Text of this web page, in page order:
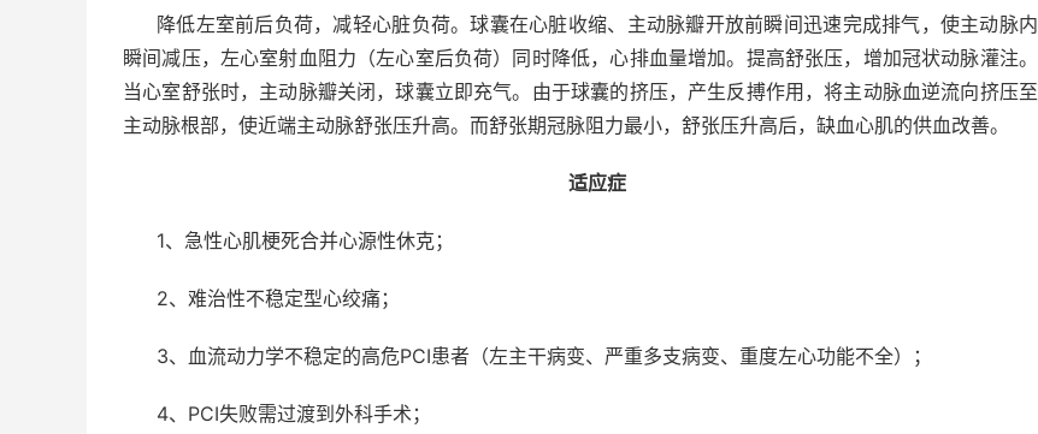
降低左室前后负荷，减轻心脏负荷。球囊在心脏收缩、主动脉瓣开放前瞬间迅速完成排气，使主动脉内
瞬间减压，左心室射血阻力（左心室后负荷）同时降低，心排血量增加。提高舒张压，增加冠状动脉灌注。
当心室舒张时，主动脉瓣关闭，球囊立即充气。由于球囊的挤压，产生反搏作用，将主动脉血逆流向挤压至
主动脉根部，使近端主动脉舒张压升高。而舒张期冠脉阻力最小，舒张压升高后，缺血心肌的供血改善。
适应症
1、急性心肌梗死合并心源性休克；
2、难治性不稳定型心绞痛；
3、血流动力学不稳定的高危PCI患者（左主干病变、严重多支病变、重度左心功能不全）；
4、 PCI失败需过渡到外科手术；